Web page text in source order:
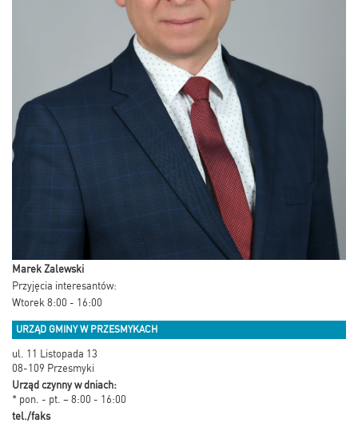
Marek Zalewski
Przyjęcia interesantów:
Wtorek 8:00 - 16:00
URZĄD GMINY W PRZESMYKACH
ul. 11 Listopada 13
08-109 Przesmyki
Urząd czynny w dniach:
* pon. - pt. – 8:00 - 16:00
tel./faks